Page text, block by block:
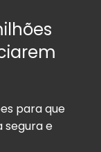
para que
segura e